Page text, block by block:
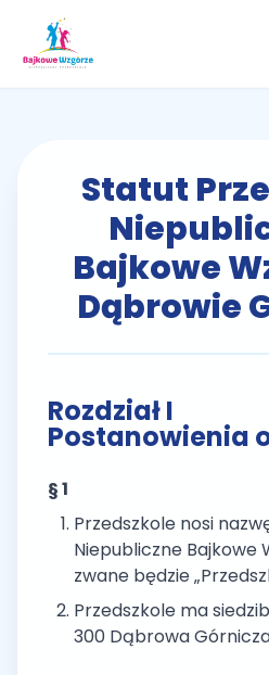
Statut
Bajkowe
Dąbrowie
Rozdział I
Postanowienia
§ 1
Przedszkole nosi
Niepubliczne Bajkowe
zwane będzie
Przedszkole ma
300 Dąbrowa